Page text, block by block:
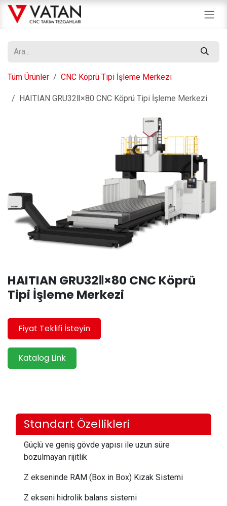
İçereği Atla
Tüm Ürünler CNC Köprü Tipi İşleme Merkezi
HAITIAN GRU32Ⅱ×80 CNC Köprü Tipi İşleme Merkezi
HAITIAN GRU32Ⅱ×80 CNC Köprü
Tipi İşleme Merkezi
Fiyat Teklifi İsteyin
Katalog Link
Standart Özellikleri
Güçlü ve geniş gövde yapısı ile uzun süre
bozulmayan rijitlik
Z ekseninde RAM (Box in Box) Kızak Sistemi
Z ekseni hidrolik balans sistemi